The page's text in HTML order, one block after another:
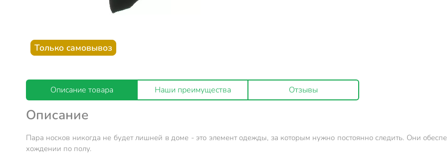
Только самовывоз
Описание товара Наши преимущества Отзывы
Описание
Пара носков никогда не будет лишней в доме - это элемент одежды, за которым нужно постоянно следить. Они
хождении по полу.